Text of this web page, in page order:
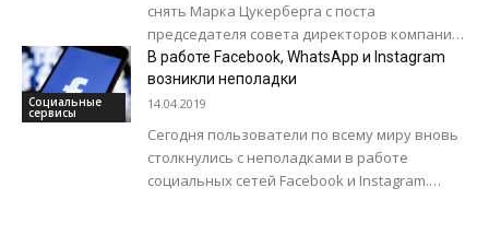
снять Марка Цукерберга с поста
председателя совета директоров компании.
Об этом говорится в заявлении на сайте
Комиссии по ценным бумагам...
Социальные
сервисы
В работе Facebook, WhatsApp и Instagram
возникли неполадки
14.04.2019
Сегодня пользователи по всему миру вновь
столкнулись с неполадками в работе
социальных сетей Facebook и Instagram.